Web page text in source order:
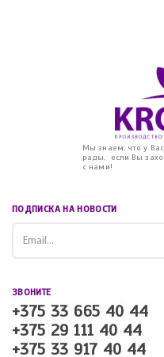
Мы знаем, что у
рады, если Вы
с нами!
ПОДПИСКА НА НОВОСТИ
ЗВОНИТЕ
+375 33 665 40 44
+375 29 111 40 44
+375 33 917 40 44